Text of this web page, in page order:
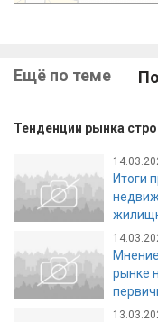
Ещё по теме
Тенденции рынка
Итоги
рынке